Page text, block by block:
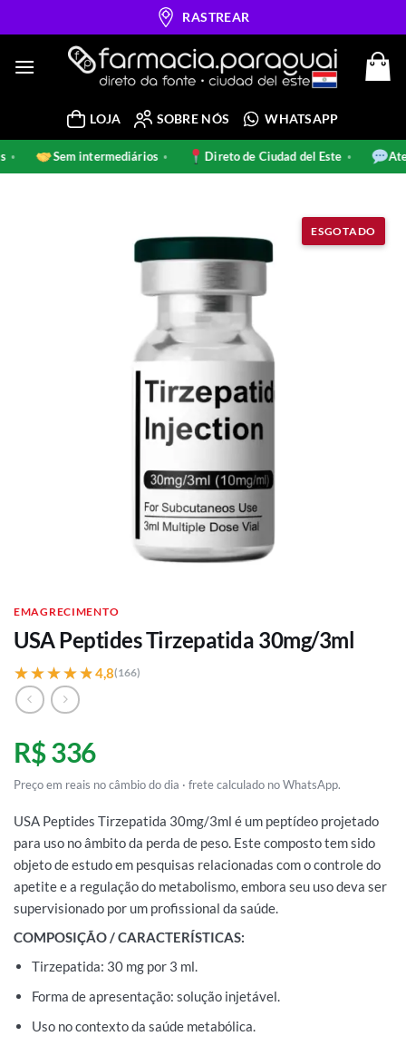
to
RASTREAR
LOJA SOBRE NÓS WHATSAPP
Sem intermediários Direto de Ciudad del Este
EMAGRECIMENTO
USA Peptides Tirzepatida 30mg/3ml
★★★★★
★★★★★ 4,8(166)
R$ 336
Preço em reais no câmbio do dia · frete calculado no WhatsApp.
USA Peptides Tirzepatida 30mg/3ml é um peptídeo projetado
para uso no âmbito da perda de peso. Este composto tem sido
objeto de estudo em pesquisas relacionadas com o controle do
apetite e a regulação do metabolismo, embora seu uso deva ser
supervisionado por um profissional da saúde.
COMPOSIÇÃO / CARACTERÍSTICAS:
Tirzepatida: 30 mg por 3 ml.
Forma de apresentação: solução injetável.
Uso no contexto da saúde metabólica.